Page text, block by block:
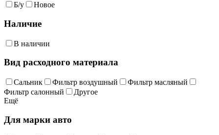
Б/у Новое
Наличие
В наличии
Вид расходного материала
Сальник Фильтр воздушный
Фильтр масляный
Фильтр салонный
Другое
Ещё
Для марки авто